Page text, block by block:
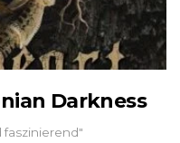
Darkness
faszinierend"